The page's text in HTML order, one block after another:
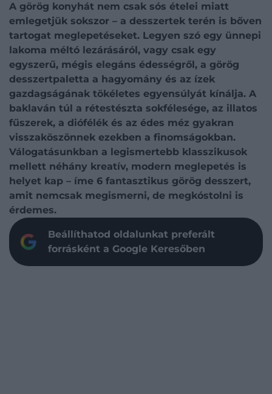
A görög konyhát nem csak sós ételei miatt
emlegetjük sokszor – a desszertek terén is bőven
tartogat meglepetéseket. Legyen szó egy ünnepi
lakoma méltó lezárásáról, vagy csak egy
egyszerű, mégis elegáns édességről, a görög
desszertpaletta a hagyomány és az ízek
gazdagságának tökéletes egyensúlyát kínálja. A
baklaván túl a rétestészta sokfélesége, az illatos
fűszerek, a diófélék és az édes méz gyakran
visszaköszönnek ezekben a finomságokban.
Válogatásunkban a legismertebb klasszikusok
mellett néhány kreatív, modern meglepetés is
helyet kap – íme 6 fantasztikus görög desszert,
amit nemcsak megismerni, de megkóstolni is
érdemes.
Beállíthatod oldalunkat preferált
forrásként a Google Keresőben